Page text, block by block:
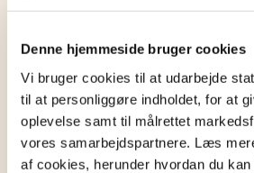
Denne hjemmeside bruger cookies
Vi bruger cookies til at udarbejde
til at personliggøre indholdet, for at
oplevelse samt til målrettet
vores samarbejdspartnere. Læs
af cookies, herunder hvordan du
I denne periode kan
have stor påvirkning på både
dine fremtidige
også en god idé, hvis du skal
periode med usikker økonomi,
mod pludselige ændringer,